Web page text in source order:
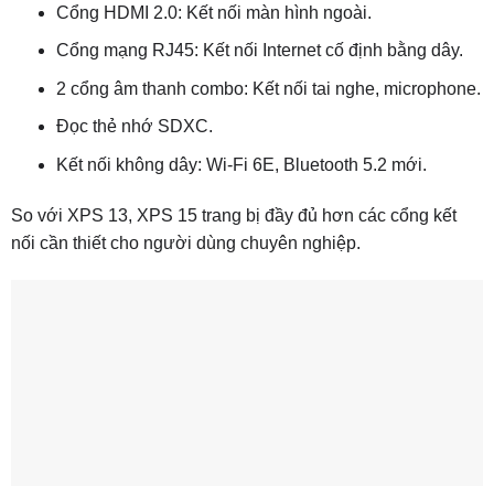
Cổng HDMI 2.0: Kết nối màn hình ngoài.
Cổng mạng RJ45: Kết nối Internet cố định bằng dây.
2 cổng âm thanh combo: Kết nối tai nghe, microphone.
Đọc thẻ nhớ SDXC.
Kết nối không dây: Wi-Fi 6E, Bluetooth 5.2 mới.
So với XPS 13, XPS 15 trang bị đầy đủ hơn các cổng kết
nối cần thiết cho người dùng chuyên nghiệp.